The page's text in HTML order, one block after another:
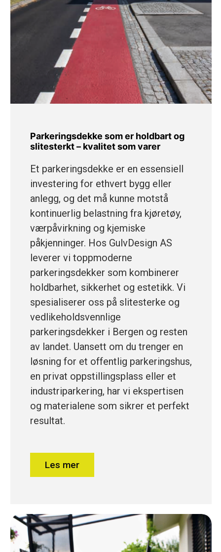
Parkeringsdekke som er holdbart og
slitesterkt – kvalitet som varer
Et parkeringsdekke er en essensiell
investering for ethvert bygg eller
anlegg, og det må kunne motstå
kontinuerlig belastning fra kjøretøy,
værpåvirkning og kjemiske
påkjenninger. Hos GulvDesign AS
leverer vi toppmoderne
parkeringsdekker som kombinerer
holdbarhet, sikkerhet og estetikk. Vi
spesialiserer oss på slitesterke og
vedlikeholdsvennlige
parkeringsdekker i Bergen og resten
av landet. Uansett om du trenger en
løsning for et offentlig parkeringshus,
en privat oppstillingsplass eller et
industriparkering, har vi ekspertisen
og materialene som sikrer et perfekt
resultat.
Les mer